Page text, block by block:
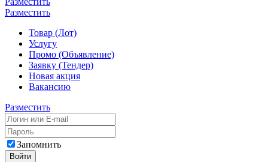
Разместить
Товар (Лот)
Услугу
Промо (Объявление)
Заявку (Тендер)
Новая акция
Вакансию
Разместить
Запомнить
Войти